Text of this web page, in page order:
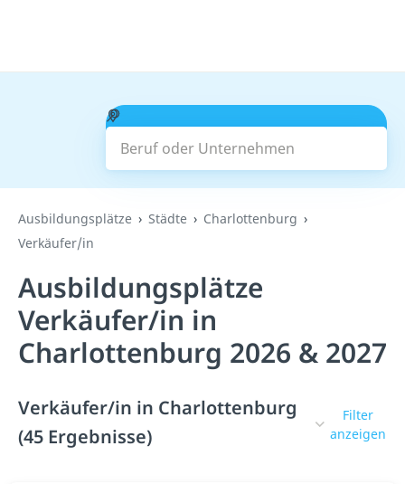
Beruf oder Unternehmen
Suchen
Ausbildungsplätze Städte
Charlottenburg
Verkäufer/in
Ausbildungsplätze
Verkäufer/in in
Charlottenburg 2026 & 2027
Verkäufer/in in Charlottenburg
(45 Ergebnisse)
Filter
anzeigen